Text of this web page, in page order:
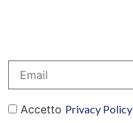
Accetto Privacy Policy